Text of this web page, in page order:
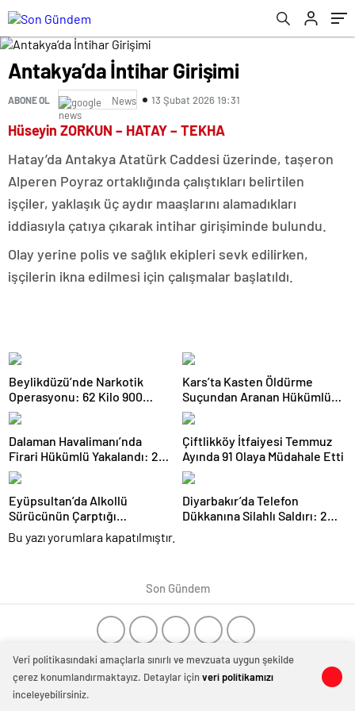
Antakya’da İntihar Girişimi
ABONE OL News 13 Şubat 2026 19:31
0 0
Hüseyin ZORKUN – HATAY – TEKHA
Hatay’da Antakya Atatürk Caddesi üzerinde, taşeron
Alperen Poyraz ortaklığında çalıştıkları belirtilen
işçiler, yaklaşık üç aydır maaşlarını alamadıkları
iddiasıyla çatıya çıkarak intihar girişiminde bulundu.
Olay yerine polis ve sağlık ekipleri sevk edilirken,
işçilerin ikna edilmesi için çalışmalar başlatıldı.
Beylikdüzü’nde Narkotik
Operasyonu: 62 Kilo 900
Gram Uyuşturucu Ele
Geçirildi
Kars’ta Kasten Öldürme
Suçundan Aranan Hükümlü
JASAT Operasyonuyla
Yakalandı
Dalaman Havalimanı’nda
Firari Hükümlü Yakalandı: 22
Yıl Hapis Cezası Bulunuyordu
Çiftlikköy İtfaiyesi Temmuz
Ayında 91 Olaya Müdahale Etti
Eyüpsultan’da Alkollü
Sürücünün Çarptığı
Motokurye Yaşamını Yitirdi:
Sanığın Tahliyesine Aileden
Diyarbakır’da Telefon
Dükkanına Silahlı Saldırı: 2
Bu yazı yorumlara kapatılmıştır.
Son Gündem
Veri politikasındaki amaçlarla sınırlı ve mevzuata uygun şekilde
çerez konumlandırmaktayız. Detaylar içinveri politikamızı
inceleyebilirsiniz.